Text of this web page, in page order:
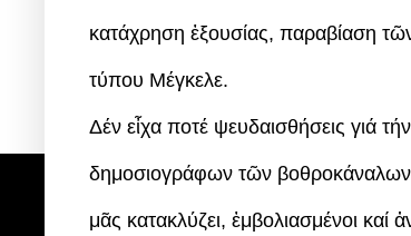
κατάχρηση ἐξουσίας, παραβίαση
τύπου Μέγκελε.
Δέν εἶχα ποτέ ψευδαισθήσεις γιά
δημοσιογράφων τῶν
μᾶς κατακλύζει, ἐμβολιασμένοι καί